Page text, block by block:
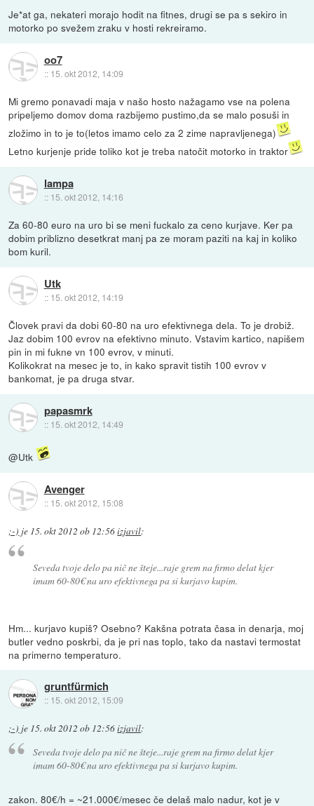
Je*at ga, nekateri morajo hodit na fitnes, drugi se pa s sekiro in
motorko po svežem zraku v hosti rekreiramo.
oo7
:: 15. okt 2012, 14:09
Mi gremo ponavadi maja v našo hosto nažagamo vse na polena
pripeljemo domov doma razbijemo pustimo,da se malo posuši in
zložimo in to je to(letos imamo celo za 2 zime napravljenega)
Letno kurjenje pride toliko kot je treba natočit motorko in traktor
lampa
:: 15. okt 2012, 14:16
Za 60-80 euro na uro bi se meni fuckalo za ceno kurjave. Ker pa
dobim priblizno desetkrat manj pa ze moram paziti na kaj in koliko
bom kuril.
Utk
:: 15. okt 2012, 14:19
Človek pravi da dobi 60-80 na uro efektivnega dela. To je drobiž.
Jaz dobim 100 evrov na efektivno minuto. Vstavim kartico, napišem
pin in mi fukne vn 100 evrov, v minuti.
Kolikokrat na mesec je to, in kako spravit tistih 100 evrov v
bankomat, je pa druga stvar.
papasmrk
:: 15. okt 2012, 14:49
@Utk
Avenger
:: 15. okt 2012, 15:08
;-) je 15. okt 2012 ob 12:56izjavil:
Seveda tvoje delo pa nič ne šteje...raje grem na firmo delat kjer
imam 60-80€ na uro efektivnega pa si kurjavo kupim.
Hm... kurjavo kupiš? Osebno? Kakšna potrata časa in denarja, moj
butler vedno poskrbi, da je pri nas toplo, tako da nastavi termostat
na primerno temperaturo.
gruntfürmich
:: 15. okt 2012, 15:09
;-) je 15. okt 2012 ob 12:56izjavil:
Seveda tvoje delo pa nič ne šteje...raje grem na firmo delat kjer
imam 60-80€ na uro efektivnega pa si kurjavo kupim.
zakon. 80€/h = ~21.000€/mesec če delaš malo nadur, kot je v